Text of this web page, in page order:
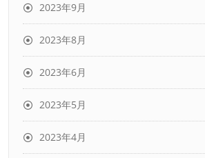
2023年9月
2023年8月
2023年6月
2023年5月
2023年4月